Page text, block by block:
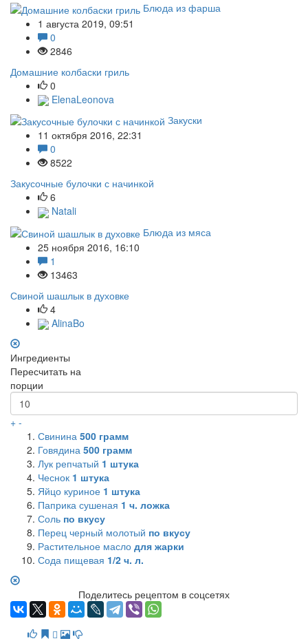
Блюда из фарша
1 августа 2019, 09:51
0
2846
Домашние колбаски гриль
0
ElenaLeonova
Закуски
11 октября 2016, 22:31
0
8522
Закусочные булочки с начинкой
6
Natali
Блюда из мяса
25 ноября 2016, 16:10
1
13463
Свиной шашлык в духовке
4
AlinaBo
Ингредиенты
Пересчитать на
порции
+ -
Свинина 500 грамм
Говядина 500 грамм
Лук репчатый 1 штука
Чеснок 1 штука
Яйцо куриное 1 штука
Паприка сушеная 1 ч. ложка
Соль по вкусу
Перец черный молотый по вкусу
Растительное масло для жарки
Сода пищевая 1/2 ч. л.
Поделитесь рецептом в соцсетях